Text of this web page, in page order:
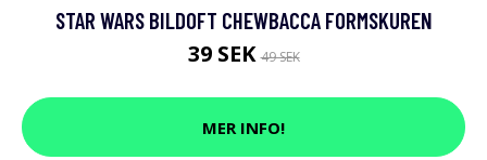
STAR WARS BILDOFT CHEWBACCA FORMSKUREN
39 SEK49 SEK
MER INFO!